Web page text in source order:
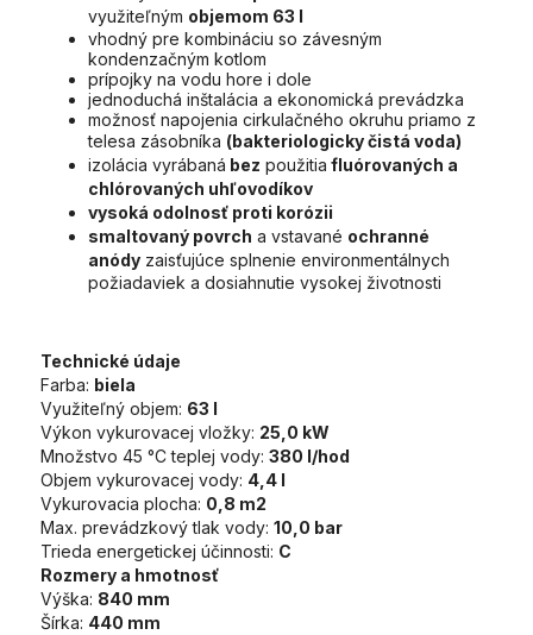
využiteľným objemom 63 l
vhodný pre kombináciu so závesným
kondenzačným kotlom
prípojky na vodu hore i dole
jednoduchá inštalácia a ekonomická prevádzka
možnosť napojenia cirkulačného okruhu priamo z
telesa zásobníka (bakteriologicky čistá voda)
izolácia vyrábaná bez použitia fluórovaných a
chlórovaných uhľovodíkov
vysoká odolnosť proti korózii
smaltovaný povrch a vstavané ochranné
anódy zaisťujúce splnenie environmentálnych
požiadaviek a dosiahnutie vysokej životnosti
Technické údaje
Farba: biela
Využiteľný objem: 63 l
Výkon vykurovacej vložky: 25,0 kW
Množstvo 45 °C teplej vody: 380 l/hod
Objem vykurovacej vody: 4,4 l
Vykurovacia plocha: 0,8 m2
Max. prevádzkový tlak vody: 10,0 bar
Trieda energetickej účinnosti: C
Rozmery a hmotnosť
Výška: 840 mm
Šírka: 440 mm